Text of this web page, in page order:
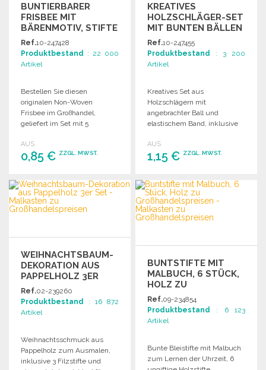
BUNTIERBARER
FRISBEE MIT
BÄRENMOTIV, STIFTE
INKLUSIVE
Ref.10-247428
Produktbestand : 22 000
Artikel
Bestellen Sie diesen
originalen Non-Woven
Frisbee im Großhandel,
geliefert im Set mit 5
Ausmalbereich, dekoriert mit
einem Bären am Strand, ideal
AUS
0,85 € ZZGL. MWST.
BESTELLEN
Angebot anfordern
KREATIVES
HOLZSCHLÄGER-SET
MIT BUNTEN BÄLLEN
UND WACHS
Ref.10-247455
Produktbestand : 3 200
Artikel
Kreatives Set aus
Holzschlägern mit
angebrachter Ball und
elastischem Band, inklusive
fünf Wachsmalstiften. Kaufen
Sie im Großhandel, um Ihre
AUS
1,15 € ZZGL. MWST.
BESTELLEN
Angebot anfordern
WEIHNACHTSBAUM-
DEKORATION AUS
PAPPELHOLZ 3ER
SET
Ref.02-239260
Produktbestand : 16 872
Artikel
Weihnachtsschmuck aus
Pappelholz zum Ausmalen,
inklusive 3 Filzstifte und
BUNTSTIFTE MIT
MALBUCH, 6 STÜCK,
HOLZ ZU
GROSSHANDELSPREISEN
Ref.09-234854
Produktbestand : 6 123
Artikel
Bunte Bleistifte mit Malbuch
zum Lernen der Uhrzeit, 6